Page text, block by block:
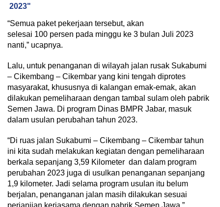
2023"
“Semua paket pekerjaan tersebut, akan
selesai 100 persen pada minggu ke 3 bulan Juli 2023
nanti,” ucapnya.
Lalu, untuk penanganan di wilayah jalan rusak Sukabumi
– Cikembang – Cikembar yang kini tengah diprotes
masyarakat, khususnya di kalangan emak-emak, akan
dilakukan pemeliharaan dengan tambal sulam oleh pabrik
Semen Jawa. Di program Dinas BMPR Jabar, masuk
dalam usulan perubahan tahun 2023.
“Di ruas jalan Sukabumi – Cikembang – Cikembar tahun
ini kita sudah melakukan kegiatan dengan pemeliharaan
berkala sepanjang 3,59 Kilometer dan dalam program
perubahan 2023 juga di usulkan penanganan sepanjang
1,9 kilometer. Jadi selama program usulan itu belum
berjalan, penanganan jalan masih dilakukan sesuai
perjanjian kerjasama dengan pabrik Semen Jawa,”